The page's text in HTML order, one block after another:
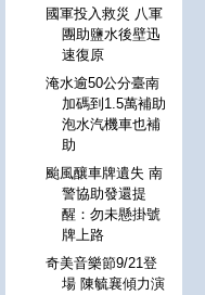
國軍投入救災 八軍
團助鹽水後壁迅
速復原
淹水逾50公分臺南
加碼到1.5萬補助
泡水汽機車也補
助
颱風釀車牌遺失 南
警協助發還提
醒：勿未懸掛號
牌上路
奇美音樂節9/21登
場 陳毓襄傾力演